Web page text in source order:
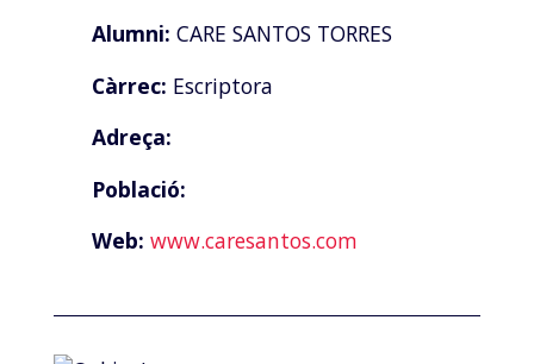
Alumni: CARE SANTOS TORRES
Càrrec: Escriptora
Adreça:
Població:
Web: www.caresantos.com